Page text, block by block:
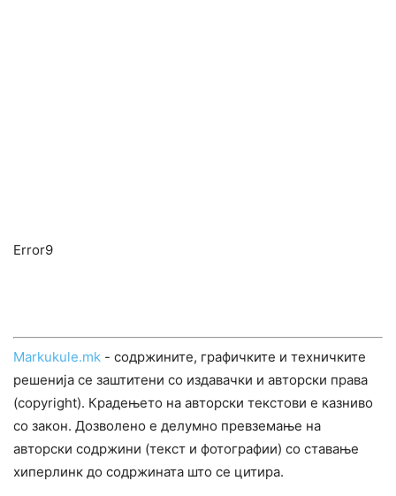
Error9
Markukule.mk - содржините, графичките и техничките
решенија се заштитени со издавачки и авторски права
(copyright). Крадењето на авторски текстови е казниво
со закон. Дозволено е делумно превземање на
авторски содржини (текст и фотографии) со ставање
хиперлинк до содржината што се цитира.